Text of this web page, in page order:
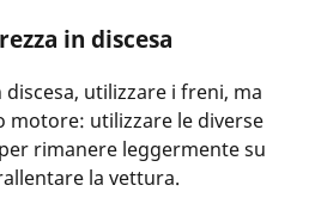
in discesa
utilizzare i freni, ma
utilizzare le diverse
rimanere leggermente su
la vettura.